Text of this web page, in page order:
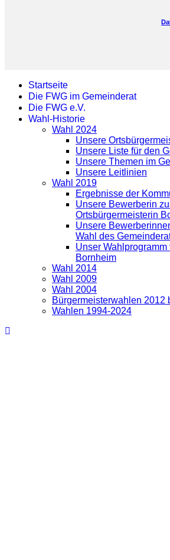
Startseite
Die FWG im Gemeinderat
Die FWG e.V.
Wahl-Historie
Wahl 2024
Unsere
Unsere Liste für den
Unsere Themen im
Unsere Leitlinien
Wahl 2019
Ergebnisse der
Unsere Bewerberin
Ortsbürgermeisterin
Unsere
Wahl des
Unser
Bornheim
Wahl 2014
Wahl 2009
Wahl 2004
Bürgermeisterwahlen 2012
Wahlen 1994-2024